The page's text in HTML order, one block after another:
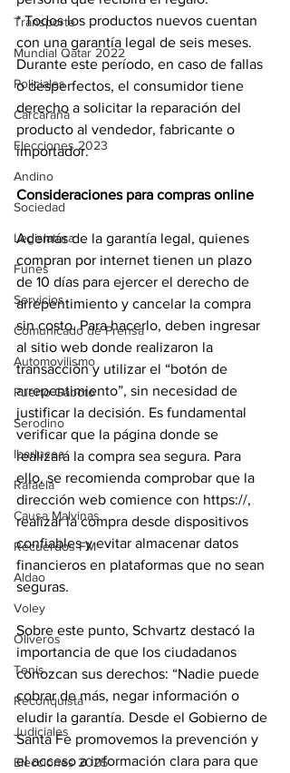
Transporte
Mundial Qatar 2022
Policiales
Carcarañá
Elecciones 2023
Andino
Sociedad
Legislatura
Funes
Servicios
Comunicado de Prensa
Automovilismo
Puerto Gaboto
Serodino
Ibarlucea
Rafaela
Causa Malvinas
Recuerdos FM
Aldao
Voley
Oliveros
Tenis
Reconquista
Judiciales
Elecciones 2025
* Todos los productos nuevos cuentan
con una garantía legal de seis meses.
Durante este período, en caso de fallas
o desperfectos, el consumidor tiene
derecho a solicitar la reparación del
producto al vendedor, fabricante o
importador.
Consideraciones para compras online
Además de la garantía legal, quienes
compran por internet tienen un plazo
de 10 días para ejercer el derecho de
arrepentimiento y cancelar la compra
sin costo. Para hacerlo, deben ingresar
al sitio web donde realizaron la
transacción y utilizar el “botón de
arrepentimiento”, sin necesidad de
justificar la decisión. Es fundamental
verificar que la página donde se
realizará la compra sea segura. Para
ello, se recomienda comprobar que la
dirección web comience con https://,
realizar la compra desde dispositivos
confiables y evitar almacenar datos
financieros en plataformas que no sean
seguras.
Sobre este punto, Schvartz destacó la
importancia de que los ciudadanos
conozcan sus derechos: “Nadie puede
cobrar de más, negar información o
eludir la garantía. Desde el Gobierno de
Santa Fe promovemos la prevención y
el acceso a información clara para que